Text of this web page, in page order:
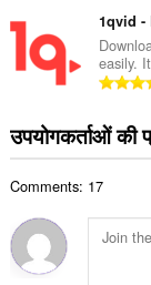
1qvid -
easily.
उपयोगकर्ताओं की
Comments: 17